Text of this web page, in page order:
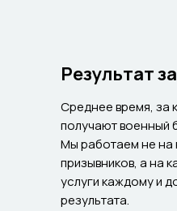
Результат
Среднее время, за
получают военный
Мы работаем не на
призывников, а на
услуги каждому и
результата.